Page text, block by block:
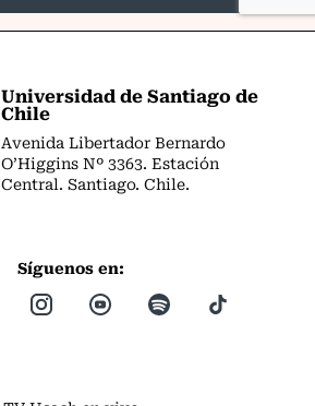
Universidad de Santiago de
Chile
Avenida Libertador Bernardo
O’Higgins Nº 3363. Estación
Central. Santiago. Chile.
Síguenos en: